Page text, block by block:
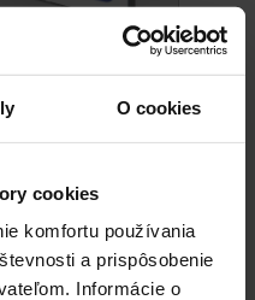
O cookies
cookies
komfortu používania
a prispôsobenie
Informácie o
sa nám zídu najmä
formáte. Prezentačné
ako aj počas